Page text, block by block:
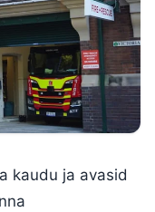
kaudu ja avasid